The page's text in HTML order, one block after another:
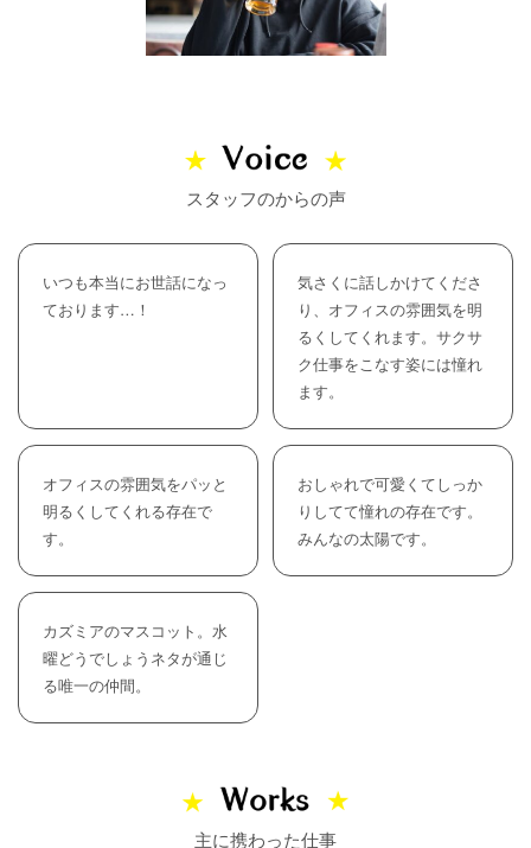
スタッフのからの声
いつも本当にお世話になっ
ております…！
気さくに話しかけてくださ
り、オフィスの雰囲気を明
るくしてくれます。サクサ
ク仕事をこなす姿には憧れ
ます。
オフィスの雰囲気をパッと
明るくしてくれる存在で
す。
おしゃれで可愛くてしっか
りしてて憧れの存在です。
みんなの太陽です。
カズミアのマスコット。水
曜どうでしょうネタが通じ
る唯一の仲間。
主に携わった仕事